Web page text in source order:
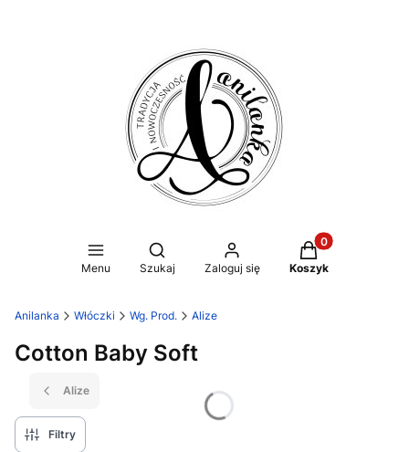
Menu
Otwórz wyszukiwarkę
Szukaj Zaloguj się
Produkty w
Koszyk
Anilanka Włóczki Wg. Prod. Alize
Cotton Baby Soft
Alize
Filtry